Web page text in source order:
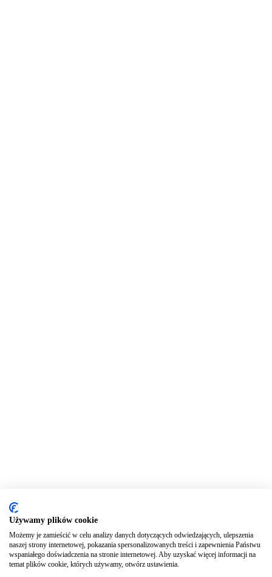
Używamy plików cookie
Możemy je zamieścić w celu analizy danych dotyczących odwiedzających, ulepszenia
naszej strony internetowej, pokazania spersonalizowanych treści i zapewnienia Państwu
wspaniałego doświadczenia na stronie internetowej. Aby uzyskać więcej informacji na
temat plików cookie, których używamy, otwórz ustawienia.